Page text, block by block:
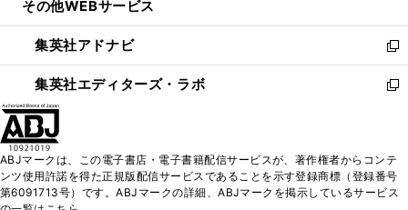
開
く
ウ
で
開
く
ン
ド
ウ
で
ウ
ィ
ン
ド
く
その他WEBサービス
集英社アドナビ
新
し
い
ド
ウ
で
集英社エディターズ・ラボ
新
ィ
ン
ABJマークは、この電子書店・電子書籍配信サービスが、著作権者からコンテ
ンツ使用許諾を得た正規版配信サービスであることを示す登録商標（登録番号
第6091713号）です。ABJマークの詳細、ABJマークを掲示しているサービス